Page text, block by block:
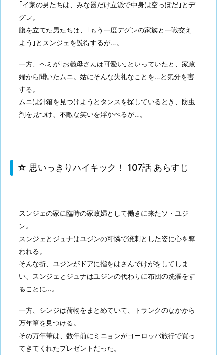
｢イ家の男たちは、みな器だけ立派で中身は空っぽだ｣とデ
グン。
腹を立てた男たちは、｢もう一度デグンの家族と一戦交え
よう｣とスンジェを説得するが…。
一方、ヘミが｢お義母さんは可愛い｣といっていたと、家政
婦から聞いたムニ。姑にそんな失礼なことを…と気分を害
する。
ムニは針箱を見つけようとタンスを探しているとき、防虫
剤を見つけ、不敵な笑いを浮かべるが…。
☆ 思いっきりハイキック！ 107話 あらすじ
スンジェの家に臨時の家政婦として働きに来たソ・ユジ
ン。
スンジェとジュナはユジンの可憐で溌剌とした姿に心を奪
われる。
そんな折、ユジンがドアに指をはさんでけがをしてしま
い、スンジェとジュナはユジンの代わりに布団の洗濯をす
ることに…。
一方、シンジは荷物をまとめていて、トランクのなかから
万年筆を見つける。
その万年筆は、数年前にミニョンがヨーロッパ旅行で買っ
てきてくれたプレゼントだった。